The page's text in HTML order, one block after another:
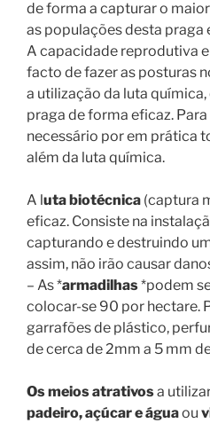
de forma a capturar o
as populações desta praga
A capacidade reprodutiva
facto de fazer as posturas
a utilização da luta
praga de forma eficaz.
necessário por em prática
além da luta química.
A luta biotécnica (captura
eficaz. Consiste na
capturando e destruindo
assim, não irão causar
– As *armadilhas*podem
colocar-se 90 por hectare.
garrafões de plástico,
de cerca de 2mm a 5 mm
Os meios atrativosa
padeiro, açúcar e águaou